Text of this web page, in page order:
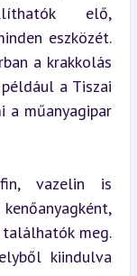
elő,
eszközét.
a krakkolás
a Tiszai
a műanyagipar
vazelin is
találhatók meg.
kiindulva